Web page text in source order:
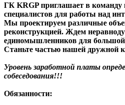
ГК KRGP приглашает в команду
специалистов для работы над
Мы проектируем различные
реконструкцией. Ждем
единомышленников для большой
Станьте частью нашей дружной
Уровень заработной платы
собеседования!!!
Обязанности: